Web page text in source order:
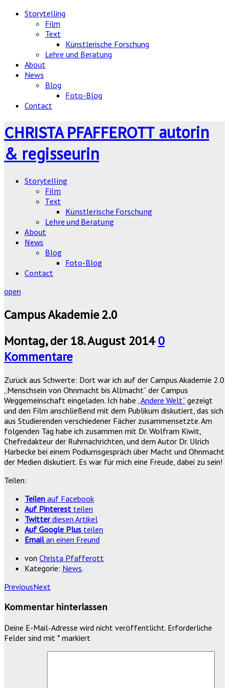
Storytelling
Film
Text
Künstlerische Forschung
Lehre und Beratung
About
News
Blog
Foto-Blog
Contact
CHRISTA PFAFFEROTT autorin
& regisseurin
Storytelling
Film
Text
Künstlerische Forschung
Lehre und Beratung
About
News
Blog
Foto-Blog
Contact
open
Campus Akademie 2.0
Montag, der 18. August 2014 0
Kommentare
Zurück aus Schwerte: Dort war ich auf der Campus Akademie 2.0
„Menschsein von Ohnmacht bis Allmacht“ der Campus
Weggemeinschaft eingeladen. Ich habe „Andere Welt“ gezeigt
und den Film anschließend mit dem Publikum diskutiert, das sich
aus Studierenden verschiedener Fächer zusammensetzte. Am
folgenden Tag habe ich zusammen mit Dr. Wolfram Kiwit,
Chefredakteur der Ruhrnachrichten, und dem Autor Dr. Ulrich
Harbecke bei einem Podiumsgespräch über Macht und Ohnmacht
der Medien diskutiert. Es war für mich eine Freude, dabei zu sein!
Teilen:
Teilen auf Facebook
Auf Pinterest teilen
Twitterdiesen Artikel
Auf Google Plus teilen
Emailan einen Freund
von Christa Pfafferott
Kategorie: News.
PreviousNext
Kommentar hinterlassen
Deine E-Mail-Adresse wird nicht veröffentlicht. Erforderliche
Felder sind mit * markiert